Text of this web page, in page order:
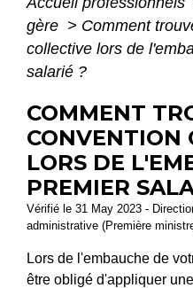
gère > Comment
collective lors de
salarié ?
COMMENT
CONVENTION
LORS DE
PREMIER
Vérifié le 31 May 2023 -
administrative (Première
Lors de l'embauche de
être obligé d'appliquer une